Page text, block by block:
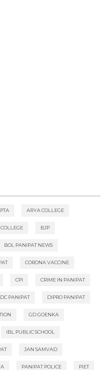
ARYA COLLEGE
BJP
BOL PANIPAT NEWS
CORONA VACCINE
CPI CRIME IN PANIPAT
DC PANIPAT DIPRO PANIPAT
GD GOENKA
IBL PUBLIC SCHOOL
JAN SAMVAD
PANIPAT POLICE PIET